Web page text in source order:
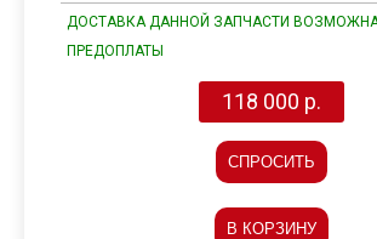
ДОСТАВКА ДАННОЙ ЗАПЧАСТИ
ПРЕДОПЛАТЫ
118 000 р.
СПРОСИТЬ
В КОРЗИНУ